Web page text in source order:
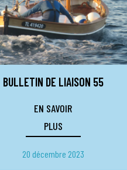
BULLETIN DE LIAISON 55
EN SAVOIR
PLUS
20 décembre 2023